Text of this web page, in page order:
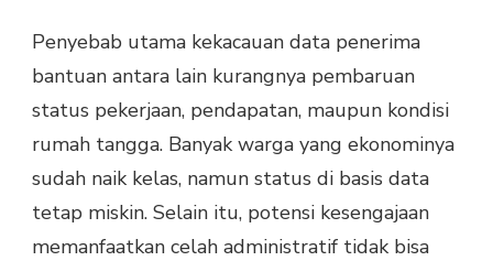
Penyebab utama kekacauan data penerima
bantuan antara lain kurangnya pembaruan
status pekerjaan, pendapatan, maupun kondisi
rumah tangga. Banyak warga yang ekonominya
sudah naik kelas, namun status di basis data
tetap miskin. Selain itu, potensi kesengajaan
memanfaatkan celah administratif tidak bisa